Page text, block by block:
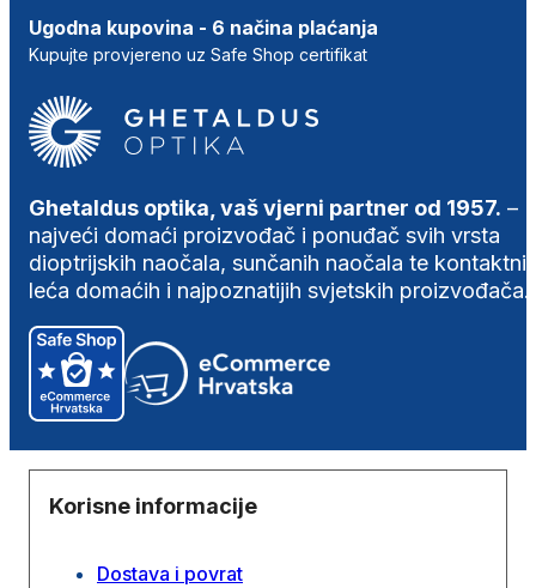
Ugodna kupovina - 6 načina plaćanja
Kupujte provjereno uz Safe Shop certifikat
Ghetaldus optika, vaš vjerni partner od 1957. –
najveći domaći proizvođač i ponuđač svih vrsta
dioptrijskih naočala, sunčanih naočala te
leća domaćih i najpoznatijih svjetskih proizvođača.
Korisne informacije
Dostava i povrat